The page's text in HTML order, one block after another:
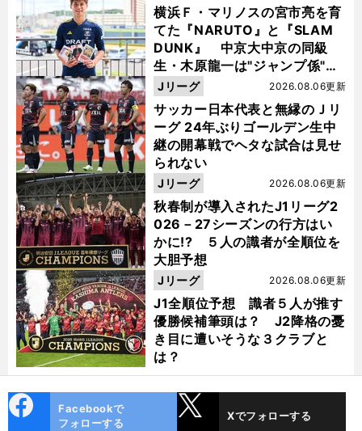
横浜Ｆ・マリノスの宮市亮を育
てた『NARUTO』と『SLAM
DUNK』 中京大中京の同級
生・木原龍一は"ジャンプ係"だ
った
サッカー日本代表と無縁のＪリ
ーグ 24年ぶりゴールデン生中
継の開幕戦でヘタな試合は見せ
られない
2026.08.06更新
Jリーグ
秋春制が導入されたJ1リーグ2
026－27シーズンの行方はい
かに!? ５人の識者が全順位を
大胆予想
2026.08.06更新
Jリーグ
J1全順位予想 識者５人が推す
優勝候補筆頭は？ J2降格の憂
き目に遭いそうな３クラブと
は？
2026.08.06更新
Jリーグ
ok
Facebookで
フォローする
Xでフォローする